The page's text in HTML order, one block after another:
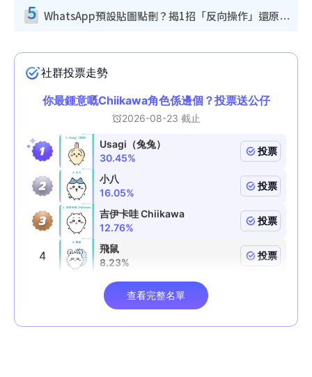
5 WhatsApp預設貼圖點刪？揭1招「反向操作」還原簡潔介面 附3步實測教學